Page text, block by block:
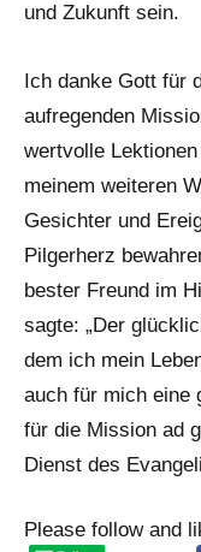
und Zukunft sein.
Ich danke Gott für
aufregenden
wertvolle
meinem weiteren
Gesichter und
Pilgerherz
bester Freund im
sagte: „Der
dem ich mein
auch für mich eine
für die Mission ad
Dienst des
Please follow and